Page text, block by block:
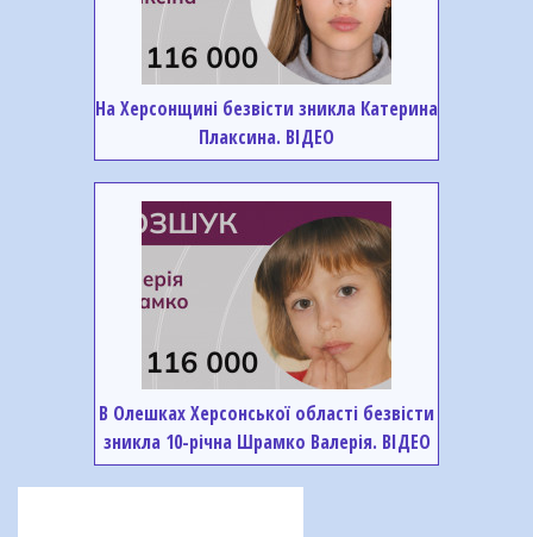
На Херсонщині безвісти зникла Катерина
Плаксина. ВІДЕО
В Олешках Херсонської області безвісти
зникла 10-річна Шрамко Валерія. ВІДЕО